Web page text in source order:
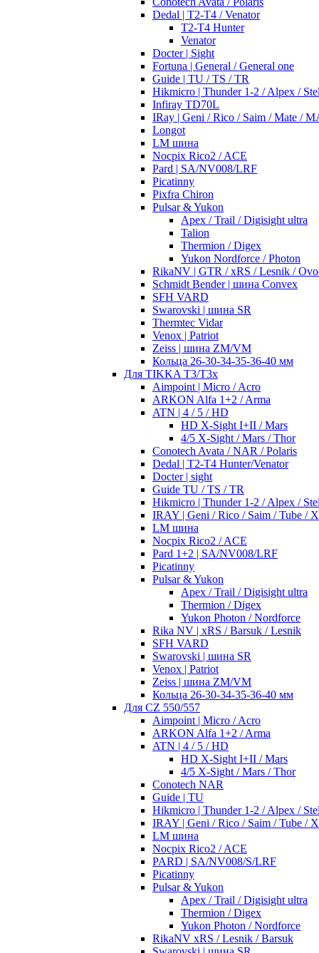
Dedal | T2-T4 / Venator
T2-T4 Hunter
Venator
Docter | Sight
Fortuna | General / General one
Guide | TU / TS / TR
Hikmicro | Thunder 1-2 / Alpex /
Infiray TD70L
IRay | Geni / Rico / Saim / Mate /
Longot
LM шина
Nocpix Rico2 / ACE
Pard | SA/NV008/LRF
Picatinny
Pixfra Chiron
Pulsar & Yukon
Apex / Trail / Digisight ultra
Talion
Thermion / Digex
Yukon Nordforce / Photon
RikaNV | GTR / xRS / Lesnik /
Schmidt Bender | шина Convex
SFH VARD
Swarovski | шина SR
Thermtec Vidar
Venox | Patriot
Zeiss | шина ZM/VM
Кольца 26-30-34-35-36-40 мм
Для TIKKA T3/T3x
Aimpoint | Micro / Acro
ARKON Alfa 1+2 / Arma
ATN | 4 / 5 / HD
HD X-Sight I+II / Mars
4/5 X-Sight / Mars / Thor
Conotech Avata / NAR / Polaris
Dedal | T2-T4 Hunter/Venator
Docter | sight
Guide TU / TS / TR
Hikmicro | Thunder 1-2 / Alpex /
IRAY | Geni / Rico / Saim / Tube /
LM шина
Nocpix Rico2 / ACE
Pard 1+2 | SA/NV008/LRF
Picatinny
Pulsar & Yukon
Apex / Trail / Digisight ultra
Thermion / Digex
Yukon Photon / Nordforce
Rika NV | xRS / Barsuk / Lesnik
SFH VARD
Swarovski | шина SR
Venox | Patriot
Zeiss | шина ZM/VM
Кольца 26-30-34-35-36-40 мм
Для CZ 550/557
Aimpoint | Micro / Acro
ARKON Alfa 1+2 / Arma
ATN | 4 / 5 / HD
HD X-Sight I+II / Mars
4/5 X-Sight / Mars / Thor
Conotech NAR
Guide | TU
Hikmicro | Thunder 1-2 / Alpex /
IRAY | Geni / Rico / Saim / Tube /
LM шина
Nocpix Rico2 / ACE
PARD | SA/NV008/S/LRF
Picatinny
Pulsar & Yukon
Apex / Trail / Digisight ultra
Thermion / Digex
Yukon Photon / Nordforce
RikaNV xRS / Lesnik / Barsuk